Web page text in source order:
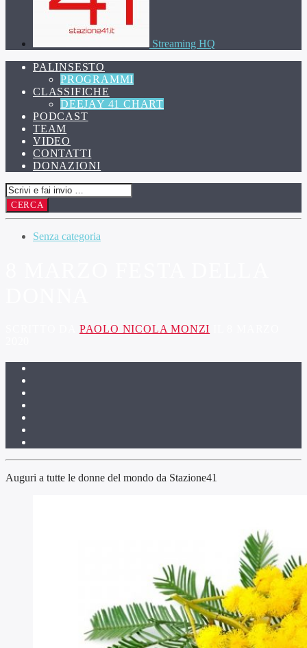
Streaming HQ
PALINSESTO
PROGRAMMI
CLASSIFICHE
DEEJAY 41 CHART
PODCAST
TEAM
VIDEO
CONTATTI
DONAZIONI
Senza categoria
PAOLO NICOLA MONZI
Auguri a tutte le donne del mondo da Stazione41